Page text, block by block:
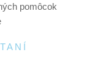
pomôcok